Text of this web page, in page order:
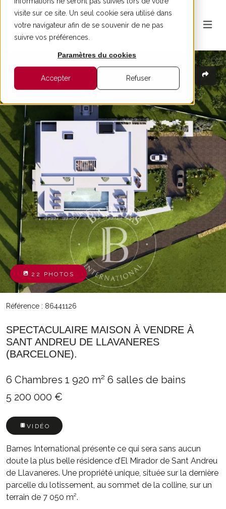
visite sur ce site. Un seul cookie sera utilisé dans
votre navigateur afin de se souvenir de ne pas
suivre vos préférences.
Paramètres du cookies
Accepter Refuser
22 PHOTOS
Référence : 86441126
SPECTACULAIRE MAISON À VENDRE À
SANT ANDREU DE LLAVANERES
(BARCELONE).
6 Chambres 1 920 m² 6 salles de bains
5 200 000 €
VIDÉO
Barnes International présente ce qui sera sans aucun
doute la plus belle résidence d’El Mirador de Sant Andreu
de Llavaneres. Une propriété unique, située sur la dernière
parcelle du lotissement, au sommet de la colline, sur un
terrain de 7 050 m².